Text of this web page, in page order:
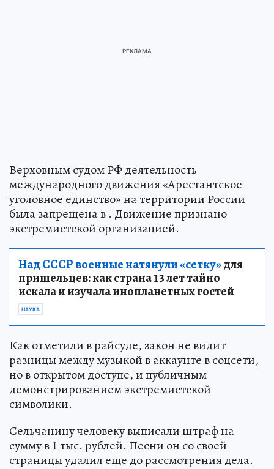
Верховным судом РФ деятельность
международного движения «Арестантское
уголовное единство» на территории России
была запрещена в . Движение признано
экстремистской организацией.
Над СССР военные натянули «сетку»для
пришельцев: как страна 13 лет тайно
искала и изучала инопланетных гостей
НАУКА
Как отметили в райсуде, закон не видит
разницы между музыкой в аккаунте в соцсети,
но в открытом доступе, и публичным
демонстрированием экстремистской
символики.
Сельчанину человеку выписали штраф на
сумму в 1 тыс. рублей. Песни он со своей
страницы удалил еще до рассмотрения дела.